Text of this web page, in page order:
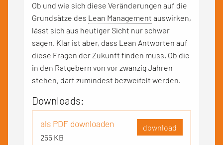
Ob und wie sich diese Veränderungen auf die
Grundsätze des Lean Management auswirken,
lässt sich aus heutiger Sicht nur schwer
sagen. Klar ist aber, dass Lean Antworten auf
diese Fragen der Zukunft finden muss. Ob die
in den Ratgebern von vor zwanzig Jahren
stehen, darf zumindest bezweifelt werden.
Downloads:
als PDF downloaden
255 KB
download